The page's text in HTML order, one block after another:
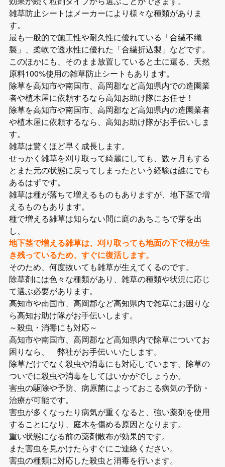
雑草防止シートはメーカーにより様々な種類がありま
す。
最も一般的で施工性や耐久性に優れている「合繊不織
製」、柔軟で透水性に優れた「合繊折込製」などです。
このほかにも、そのまま放置していると土に還る、天然
原料100%使用の雑草防止シートもあります。
除草を高知市や南国市、高岡郡など高知県内での造園業
者や植木屋に依頼するなら高知お助け隊にお任せ！
除草を高知市や南国市、高岡郡など高知県内の造園業者
や植木屋に依頼するなら、高知お助け隊がお手伝いしま
す。
雑草は驚くほど早く成長します。
せっかく雑草を刈り取って綺麗にしても、数ヶ月もする
とまた元の状態に戻ってしまったという経験は誰にでも
あるはずです。
雑草は種が落ちて増えるものもありますが、地下茎で増
えるものもあります。
種で増える雑草は知らない間に庭のあちこちで芽を出
し、
地下茎で増える雑草は、刈り取っても地面の下で根が生
き残っているため、すぐに復活します。
そのため、何度抜いても雑草が生えてくるのです。
除草剤には色々な種類があり、雑草の種類や状況に応じ
て選ぶ必要があります。
高知市や南国市、高岡郡など高知県内で雑草にお困りな
ら高知お助け隊がお手伝いします。
～殺虫・消毒にも対応～
高知市や南国市、高岡郡など高知県内で除草についてお
困りなら、 弊社がお手伝いいたします。
除草だけでなく殺虫や消毒にも対応しています。除草の
ついでに殺虫や消毒をしてはいかがでしょうか。
害虫の駆除や予防、病原菌によっておこる病気の予防・
治療が可能です。
害虫が多くなったり病気が重くなると、強い薬剤を使用
することになり、庭木を傷める原因となります。
重い状態になる前の薬剤散布が効果的です。
また害虫を見かけたらすぐにご連絡ください。
害虫の種類に対応した殺虫と消毒を行います。